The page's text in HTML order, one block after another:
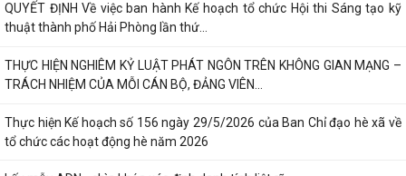
QUYẾT ĐỊNH Về việc ban hành Kế hoạch tổ chức Hội thi Sáng tạo kỹ
thuật thành phố Hải Phòng lần thứ...
THỰC HIỆN NGHIÊM KỶ LUẬT PHÁT NGÔN TRÊN KHÔNG GIAN MẠNG –
TRÁCH NHIỆM CỦA MỖI CÁN BỘ, ĐẢNG VIÊN...
Thực hiện Kế hoạch số 156 ngày 29/5/2026 của Ban Chỉ đạo hè xã về
tổ chức các hoạt động hè năm 2026